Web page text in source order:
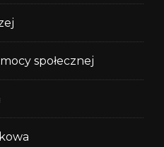
społecznej